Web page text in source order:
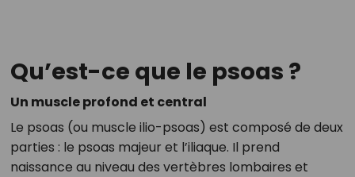
Qu’est-ce que le psoas ?
Un muscle profond et central
Le psoas (ou muscle ilio-psoas) est composé de deux
parties : le psoas majeur et l’iliaque. Il prend
naissance au niveau des vertèbres lombaires et